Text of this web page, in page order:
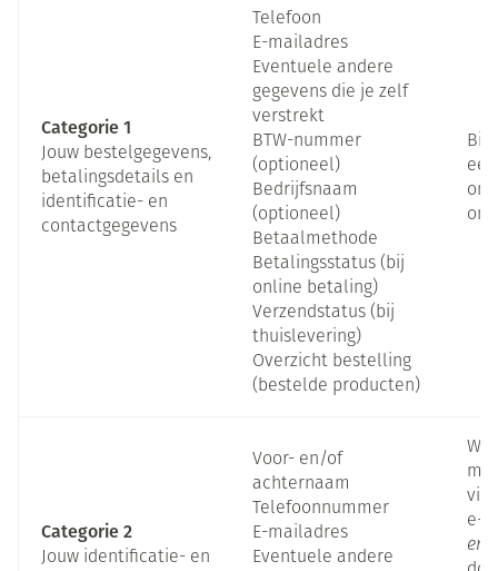
Categorie 1
Jouw bestelgegevens,
betalingsdetails en
identificatie- en
contactgegevens
Telefoon
E-mailadres
Eventuele andere
gegevens die je zelf
verstrekt
BTW-nummer
(optioneel)
Bedrijfsnaam
(optioneel)
Betaalmethode
Betalingsstatus (bij
online betaling)
Verzendstatus (bij
thuislevering)
Overzicht bestelling
(bestelde producten)
Bij
Categorie 2
Jouw identificatie- en
Voor- en/of
achternaam
Telefoonnummer
E-mailadres
Eventuele andere
via
e-